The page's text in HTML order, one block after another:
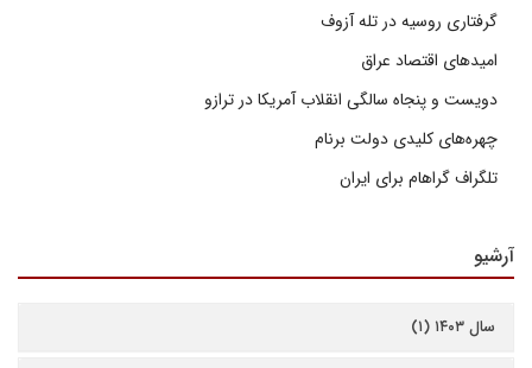
گرفتاری روسیه در تله آزوف
امیدهای اقتصاد عراق
دویست و پنجاه سالگی انقلاب آمریکا در ترازو
چهره‌های کلیدی دولت برنام
تلگراف گراهام برای ایران
آرشیو
سال ۱۴۰۳ (۱)